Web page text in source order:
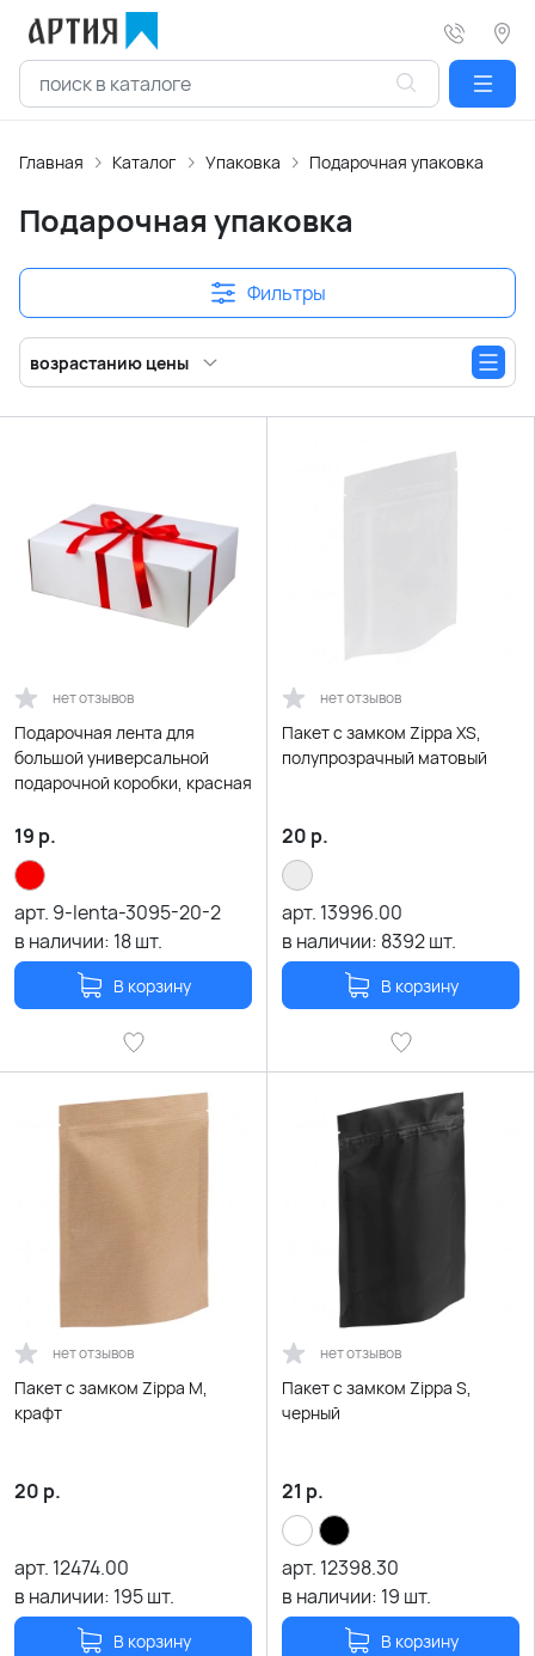
Главная Каталог Упаковка Подарочная упаковка
Подарочная упаковка
Фильтры
возрастанию цены
нет отзывов
Подарочная лента для
большой универсальной
подарочной коробки, красная
19 р.
арт. 9-lenta-3095-20-2
в наличии: 18шт.
В корзину
нет отзывов
Пакет с замком Zippa XS,
полупрозрачный матовый
20 р.
арт. 13996.00
в наличии: 8392шт.
В корзину
нет отзывов
Пакет с замком Zippa M,
крафт
20 р.
арт. 12474.00
в наличии: 195шт.
В корзину
нет отзывов
Пакет с замком Zippa S,
черный
21 р.
арт. 12398.30
в наличии: 19 шт.
В корзину